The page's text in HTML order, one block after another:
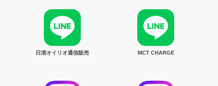
日清オイリオ通信販売 MCT CHARGE